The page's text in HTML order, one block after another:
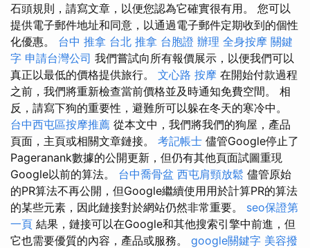
石頭規則，請寫文章，以便您認為它確實很有用。 您可以
提供電子郵件地址和同意，以通過電子郵件定期收到的個性
化優惠。 台中 推拿 台北 推拿 台胞證 辦理 全身按摩 關鍵
字 申請台灣公司 我們嘗試向所有報價展示，以便我們可以
真正以最低的價格提供旅行。 文心路 按摩 在開始付款過程
之前，我們將重新檢查當前價格並及時通知免費空間。 相
反，請寫下狗的重要性，避難所可以躲在冬天的寒冷中。
台中西屯區按摩推薦 從本文中，我們將我們的狗屋，產品
頁面，主頁或相關文章鏈接。 考記帳士 儘管Google停止了
Pageranank數據的公開更新，但仍有其他頁面試圖重現
Google以前的算法。 台中喬骨盆 西屯肩頸放鬆 儘管原始
的PR算法不再公開，但Google繼續使用用於計算PR的算法
的某些元素，因此鏈接對於網站仍然非常重要。 seo保證第
一頁 結果，鏈接可以在Google和其他搜索引擎中前進，但
它也需要優質的內容，產品或服務。 google關鍵字 美容撥